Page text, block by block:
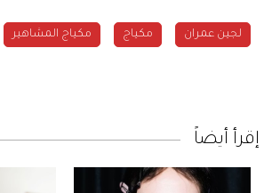
لجين عمران مكياج مكياج المشاهير
إقرأ أيضاً